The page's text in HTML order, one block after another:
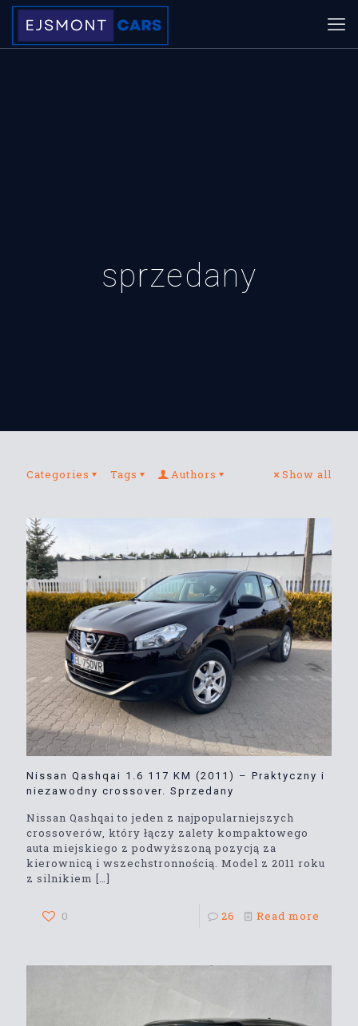
sprzedany
Categories Tags Authors Show all
Nissan Qashqai 1.6 117 KM (2011) – Praktyczny i
niezawodny crossover. Sprzedany
Nissan Qashqai to jeden z najpopularniejszych
crossoverów, który łączy zalety kompaktowego
auta miejskiego z podwyższoną pozycją za
kierownicą i wszechstronnością. Model z 2011 roku
z silnikiem […]
0 26 Read more